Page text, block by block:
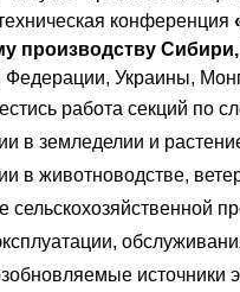
конференция
производству
Федерации, Украины,
работа секций по
в земледелии и
в животноводстве,
сельскохозяйственной
источники